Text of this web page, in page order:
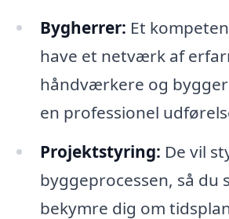
Bygherrer: Et
have et netværk af
håndværkere og
en professionel
Projektstyring: De vil
byggeprocessen, så du
bekymre dig om